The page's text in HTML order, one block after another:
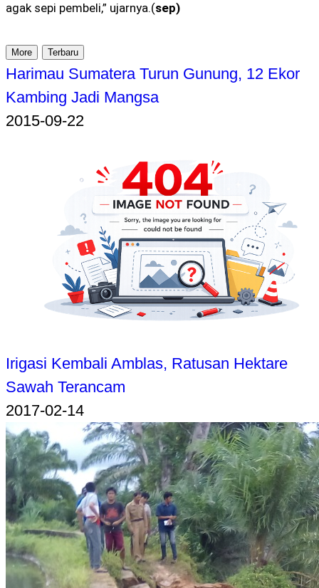
agak sepi pembeli,” ujarnya.(sep)
More Terbaru
Harimau Sumatera Turun Gunung, 12 Ekor
Kambing Jadi Mangsa
2015-09-22
Irigasi Kembali Amblas, Ratusan Hektare
Sawah Terancam
2017-02-14